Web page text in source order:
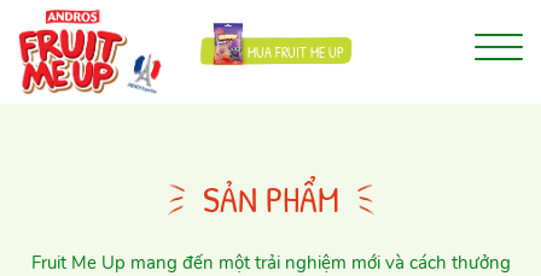
MUA FRUIT ME UP
SẢN PHẨM
Fruit Me Up mang đến một trải nghiệm mới và cách thưởng